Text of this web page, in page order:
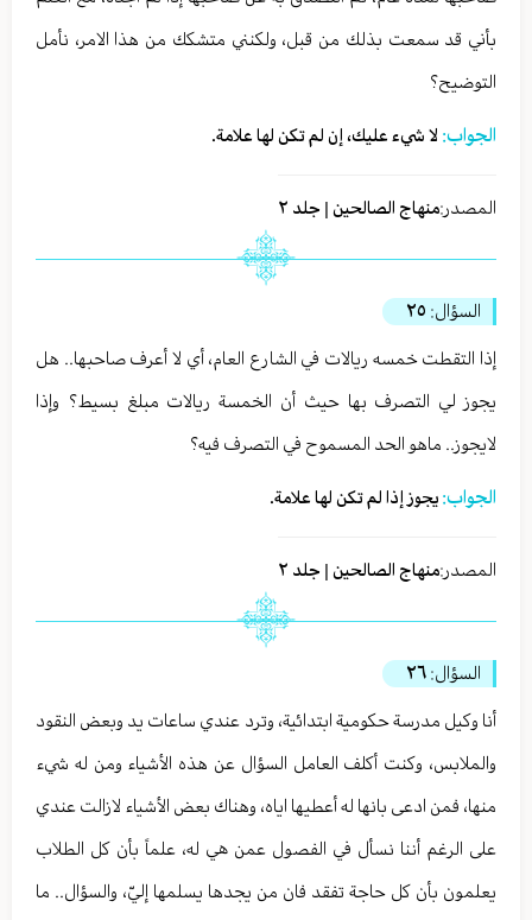
بأني قد سمعت بذلك من قبل، ولكنني متشكك من هذا الامر، نأمل
التوضيح؟
الجواب: لا شيء عليك، إن لم تكن لها علامة.
المصدر:منهاج الصالحين | جلد ٢
السؤال: ٢٥
إذا التقطت خمسه ريالات في الشارع العام، أي لا أعرف صاحبها.. هل
يجوز لي التصرف بها حيث أن الخمسة ريالات مبلغ بسيط؟ وإذا
لايجوز.. ماهو الحد المسموح في التصرف فيه؟
الجواب: يجوز إذا لم تكن لها علامة.
المصدر:منهاج الصالحين | جلد ٢
السؤال: ٢٦
أنا وكيل مدرسة حكومية ابتدائية، وترد عندي ساعات يد وبعض النقود
والملابس، وكنت أكلف العامل السؤال عن هذه الأشياء ومن له شيء
منها، فمن ادعى بانها له أعطيها اياه، وهناك بعض الأشياء لازالت عندي
على الرغم أننا نسأل في الفصول عمن هي له، علماً بأن كل الطلاب
يعلمون بأن كل حاجة تفقد فان من يجدها يسلمها إليّ، والسؤال.. ما